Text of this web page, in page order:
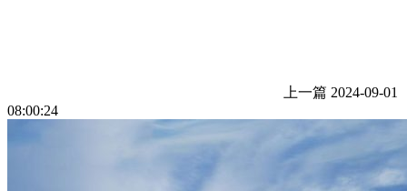
上一篇 2024-09-01
08:00:24